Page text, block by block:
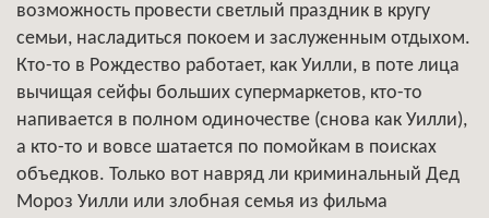
возможность провести светлый праздник в кругу
семьи, насладиться покоем и заслуженным отдыхом.
Кто-то в Рождество работает, как Уилли, в поте лица
вычищая сейфы больших супермаркетов, кто-то
напивается в полном одиночестве (снова как Уилли),
а кто-то и вовсе шатается по помойкам в поисках
объедков. Только вот навряд ли криминальный Дед
Мороз Уилли или злобная семья из фильма